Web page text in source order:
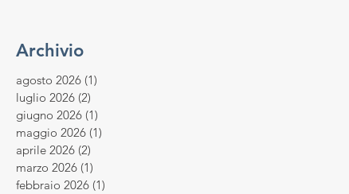
Archivio
agosto 2026 (1)
luglio 2026 (2)
giugno 2026 (1)
maggio 2026 (1)
aprile 2026 (2)
marzo 2026 (1)
febbraio 2026 (1)